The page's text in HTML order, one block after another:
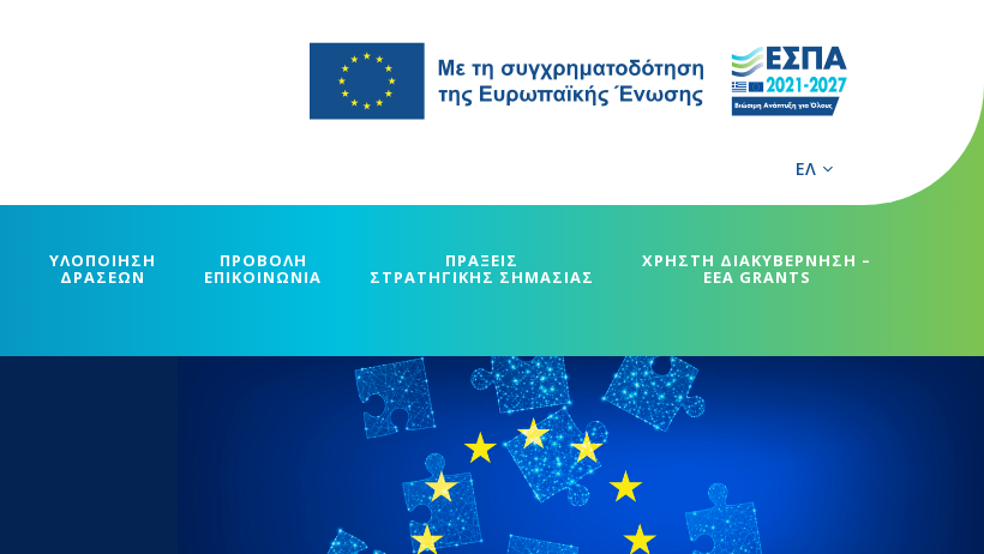
ΕΛ
ΥΛΟΠΟΙΗΣΗ
ΔΡΑΣΕΩΝ
ΠΡΟΒΟΛΗ
ΕΠΙΚΟΙΝΩΝΙΑ
ΠΡΑΞΕΙΣ
ΣΤΡΑΤΗΓΙΚΗΣ ΣΗΜΑΣΙΑΣ
ΧΡΗΣΤΗ ΔΙΑΚΥΒΕΡΝΗΣΗ –
EEA GRANTS